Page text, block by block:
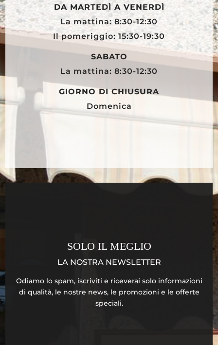
DA MARTEDÌ A VENERDÌ
La mattina: 8:30-12:30
Il pomeriggio: 15:30-19:30
SABATO
La mattina: 8:30-12:30
GIORNO DI CHIUSURA
Domenica
SOLO IL MEGLIO
LA NOSTRA NEWSLETTER
Odiamo lo spam, iscriviti e riceverai solo informazioni
di qualità, le nostre news, le promozioni e le offerte
speciali.